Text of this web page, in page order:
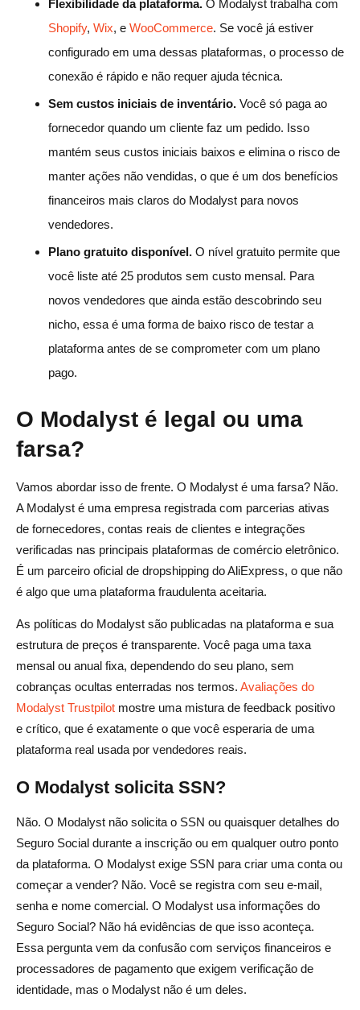
Flexibilidade da plataforma. O Modalyst trabalha com
Shopify, Wix, e WooCommerce. Se você já estiver
configurado em uma dessas plataformas, o processo de
conexão é rápido e não requer ajuda técnica.
Sem custos iniciais de inventário. Você só paga ao
fornecedor quando um cliente faz um pedido. Isso
mantém seus custos iniciais baixos e elimina o risco de
manter ações não vendidas, o que é um dos benefícios
financeiros mais claros do Modalyst para novos
vendedores.
Plano gratuito disponível. O nível gratuito permite que
você liste até 25 produtos sem custo mensal. Para
novos vendedores que ainda estão descobrindo seu
nicho, essa é uma forma de baixo risco de testar a
plataforma antes de se comprometer com um plano
pago.
O Modalyst é legal ou uma
farsa?
Vamos abordar isso de frente. O Modalyst é uma farsa? Não.
A Modalyst é uma empresa registrada com parcerias ativas
de fornecedores, contas reais de clientes e integrações
verificadas nas principais plataformas de comércio eletrônico.
É um parceiro oficial de dropshipping do AliExpress, o que não
é algo que uma plataforma fraudulenta aceitaria.
As políticas do Modalyst são publicadas na plataforma e sua
estrutura de preços é transparente. Você paga uma taxa
mensal ou anual fixa, dependendo do seu plano, sem
cobranças ocultas enterradas nos termos. Avaliações do
Modalyst Trustpilot mostre uma mistura de feedback positivo
e crítico, que é exatamente o que você esperaria de uma
plataforma real usada por vendedores reais.
O Modalyst solicita SSN?
Não. O Modalyst não solicita o SSN ou quaisquer detalhes do
Seguro Social durante a inscrição ou em qualquer outro ponto
da plataforma. O Modalyst exige SSN para criar uma conta ou
começar a vender? Não. Você se registra com seu e-mail,
senha e nome comercial. O Modalyst usa informações do
Seguro Social? Não há evidências de que isso aconteça.
Essa pergunta vem da confusão com serviços financeiros e
processadores de pagamento que exigem verificação de
identidade, mas o Modalyst não é um deles.